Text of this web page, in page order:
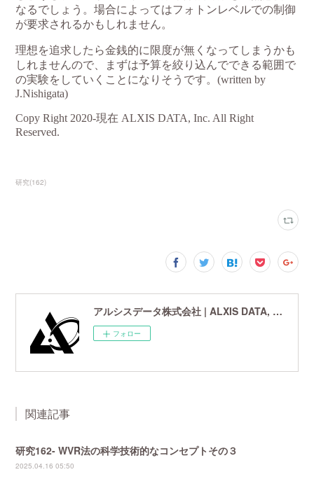
研究(162)
アルシスデータ株式会社 | ALXIS DATA, Inc. | 世界最先端の画像鮮鋭化技術研究開発企業
フォロー
関連記事
研究162- WVR法の科学技術的なコンセプトその３
2025.04.16 05:50